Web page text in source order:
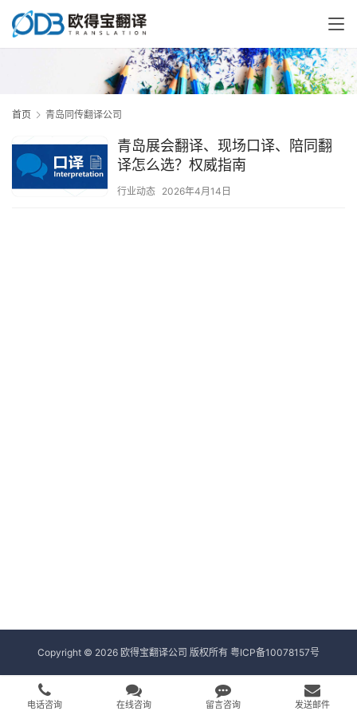
首页 青岛同传翻译公司
青岛展会翻译、现场口译、陪同翻
译怎么选？权威指南
行业动态 2026年4月14日
Copyright © 2026 欧得宝翻译公司 版权所有 粤ICP备10078157号
电话咨询 在线咨询 留言咨询 发送邮件